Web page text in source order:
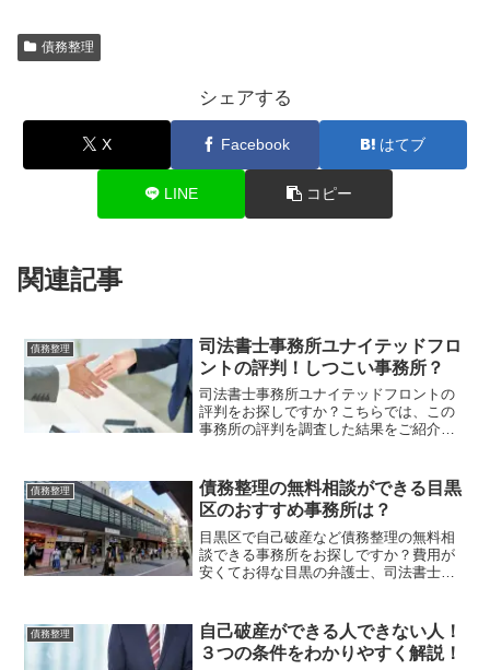
債務整理
シェアする
X Facebook はてブ
LINE コピー
関連記事
債務整理
司法書士事務所ユナイテッドフロ
ントの評判！しつこい事務所？
司法書士事務所ユナイテッドフロントの
評判をお探しですか？こちらでは、この
事務所の評判を調査した結果をご紹介し
債務整理
債務整理の無料相談ができる目黒
区のおすすめ事務所は？
目黒区で自己破産など債務整理の無料相
談できる事務所をお探しですか？費用が
安くてお得な目黒の弁護士、司法書士を
債務整理
自己破産ができる人できない人！
３つの条件をわかりやすく解説！